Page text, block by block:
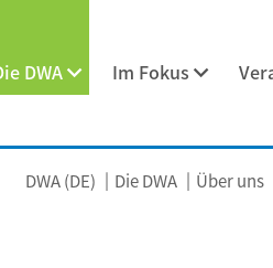
DWA Im Fokus
DWA (DE) Die DWA Über uns